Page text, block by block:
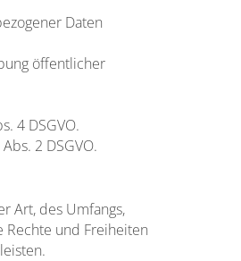
Daten
öffentlicher
4 DSGVO.
2 DSGVO.
Art, des Umfangs,
und Freiheiten